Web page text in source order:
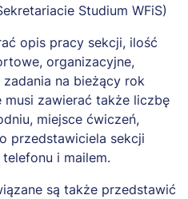
Studium WFiS)
opis pracy sekcji, ilość
organizacyjne,
zadania na bieżący rok
musi zawierać także liczbę
miejsce ćwiczeń,
przedstawiciela sekcji
i mailem.
są także przedstawić